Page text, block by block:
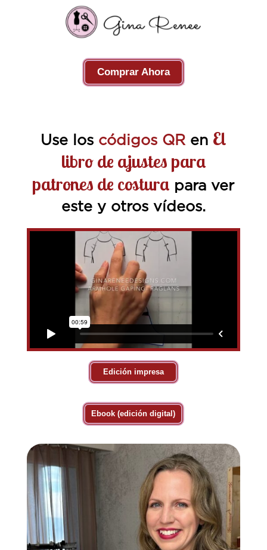
Comprar Ahora
Use los códigos QRen El
libro de ajustes para
patrones de costura para ver
este y otros vídeos.
Edición impresa
Ebook (edición digital)